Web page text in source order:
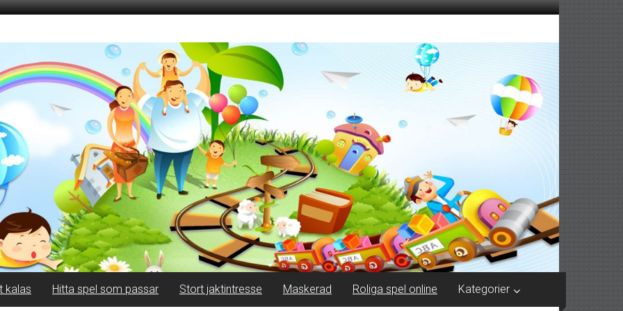
kalas Hitta spel som passar Stort jaktintresse Maskerad Roliga spel online Kategorier